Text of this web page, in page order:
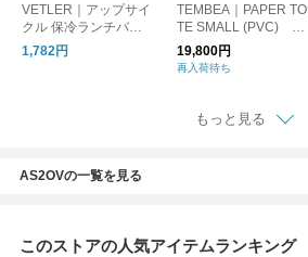
VETLER｜アップサイ
クル 保冷ランチバッ
グ/保冷バッグ
1,782円
TEMBEA｜PAPER TO
TE SMALL (PVC) D
OG-1/トートバッグ 犬
19,800円
再入荷待ち
もっと見る
AS2OVの一覧を見る
このストアの人気アイテムランキング